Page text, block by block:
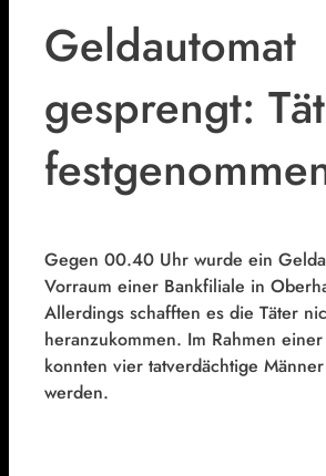
Geldautomat
gesprengt:
Gegen 00.40 Uhr wurde ein
Vorraum einer Bankfiliale in
Allerdings schafften es die Täter
heranzukommen. Im Rahmen
konnten vier tatverdächtige
werden.